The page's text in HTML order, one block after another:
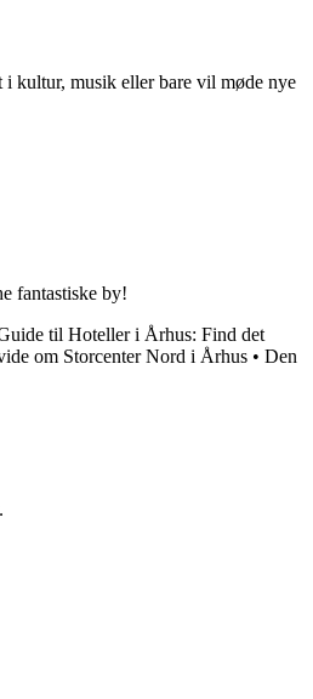
i kultur, musik eller bare vil møde nye
fantastiske by!
til Hoteller i Århus: Find det
om Storcenter Nord i Århus • Den